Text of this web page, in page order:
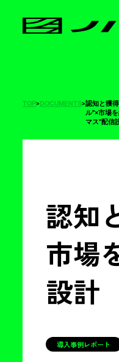
TOP> DOCUMENTS>認知と獲
ル"×市場
マス"配信
認知
市場
設計
導入事例レポート